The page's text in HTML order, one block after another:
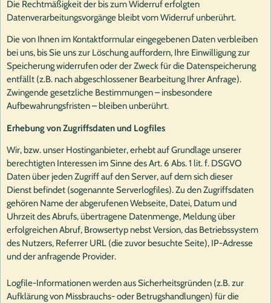
Die Rechtmäßigkeit der bis zum Widerruf erfolgten
Datenverarbeitungsvorgänge bleibt vom Widerruf unberührt.
Die von Ihnen im Kontaktformular eingegebenen Daten verbleiben
bei uns, bis Sie uns zur Löschung auffordern, Ihre Einwilligung zur
Speicherung widerrufen oder der Zweck für die Datenspeicherung
entfällt (z.B. nach abgeschlossener Bearbeitung Ihrer Anfrage).
Zwingende gesetzliche Bestimmungen – insbesondere
Aufbewahrungsfristen – bleiben unberührt.
Erhebung von Zugriffsdaten und Logfiles
Wir, bzw. unser Hostinganbieter, erhebt auf Grundlage unserer
berechtigten Interessen im Sinne des Art. 6 Abs. 1 lit. f. DSGVO
Daten über jeden Zugriff auf den Server, auf dem sich dieser
Dienst befindet (sogenannte Serverlogfiles). Zu den Zugriffsdaten
gehören Name der abgerufenen Webseite, Datei, Datum und
Uhrzeit des Abrufs, übertragene Datenmenge, Meldung über
erfolgreichen Abruf, Browsertyp nebst Version, das Betriebssystem
des Nutzers, Referrer URL (die zuvor besuchte Seite), IP-Adresse
und der anfragende Provider.
Logfile-Informationen werden aus Sicherheitsgründen (z.B. zur
Aufklärung von Missbrauchs- oder Betrugshandlungen) für die